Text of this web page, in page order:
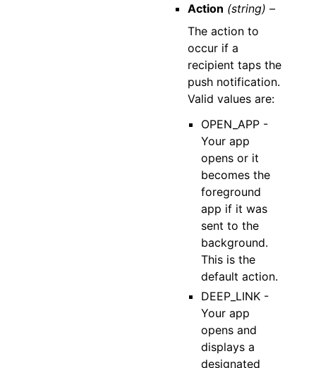
Action (string) –
The action to
occur if a
recipient taps the
push notification.
Valid values are:
OPEN_APP -
Your app
opens or it
becomes the
foreground
app if it was
sent to the
background.
This is the
default action.
DEEP_LINK -
Your app
opens and
displays a
designated